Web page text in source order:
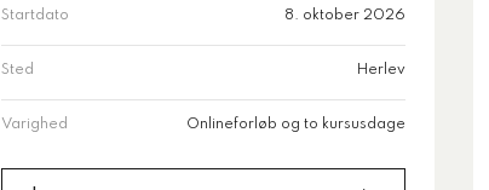
Startdato 8. oktober 2026
Sted Herlev
Varighed Onlineforløb og to kursusdage